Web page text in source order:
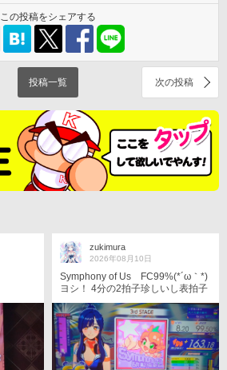
この投稿をシェアする
投稿一覧 次の投稿
zukimura
2026年08月10日
Symphony of Us FC99%(⁠*⁠´⁠ω⁠｀⁠*⁠)
ヨシ！ 4分の2拍子珍しいし表拍子
しい。珍しくない？